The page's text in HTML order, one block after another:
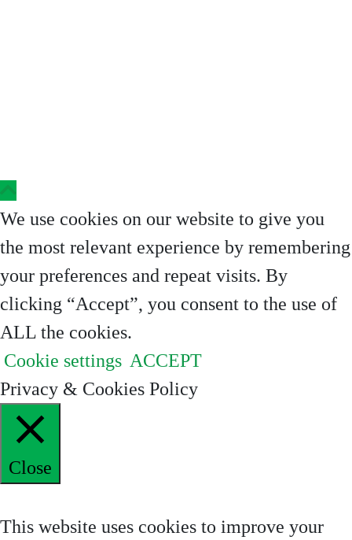
We use cookies on our website to give you
the most relevant experience by remembering
your preferences and repeat visits. By
clicking “Accept”, you consent to the use of
ALL the cookies.
Cookie settings ACCEPT
Privacy & Cookies Policy
Close
This website uses cookies to improve your